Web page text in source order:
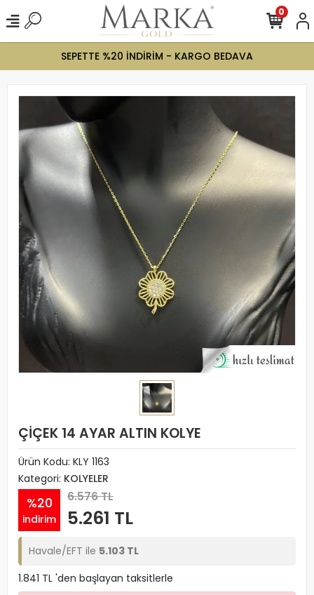
SEPETTE %20 İNDİRİM - KARGO BEDAVA
0
ÇİÇEK 14 AYAR ALTIN KOLYE
Ürün Kodu: KLY 1163
Kategori: KOLYELER
%20
indirim
6.576 TL
5.261 TL
Havale/EFT ile 5.103 TL
1.841 TL 'den başlayan taksitlerle